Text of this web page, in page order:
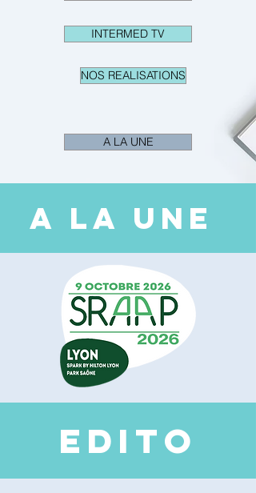
INTERMED TV
NOS REALISATIONS
A LA UNE
A LA UNE
EDI TO